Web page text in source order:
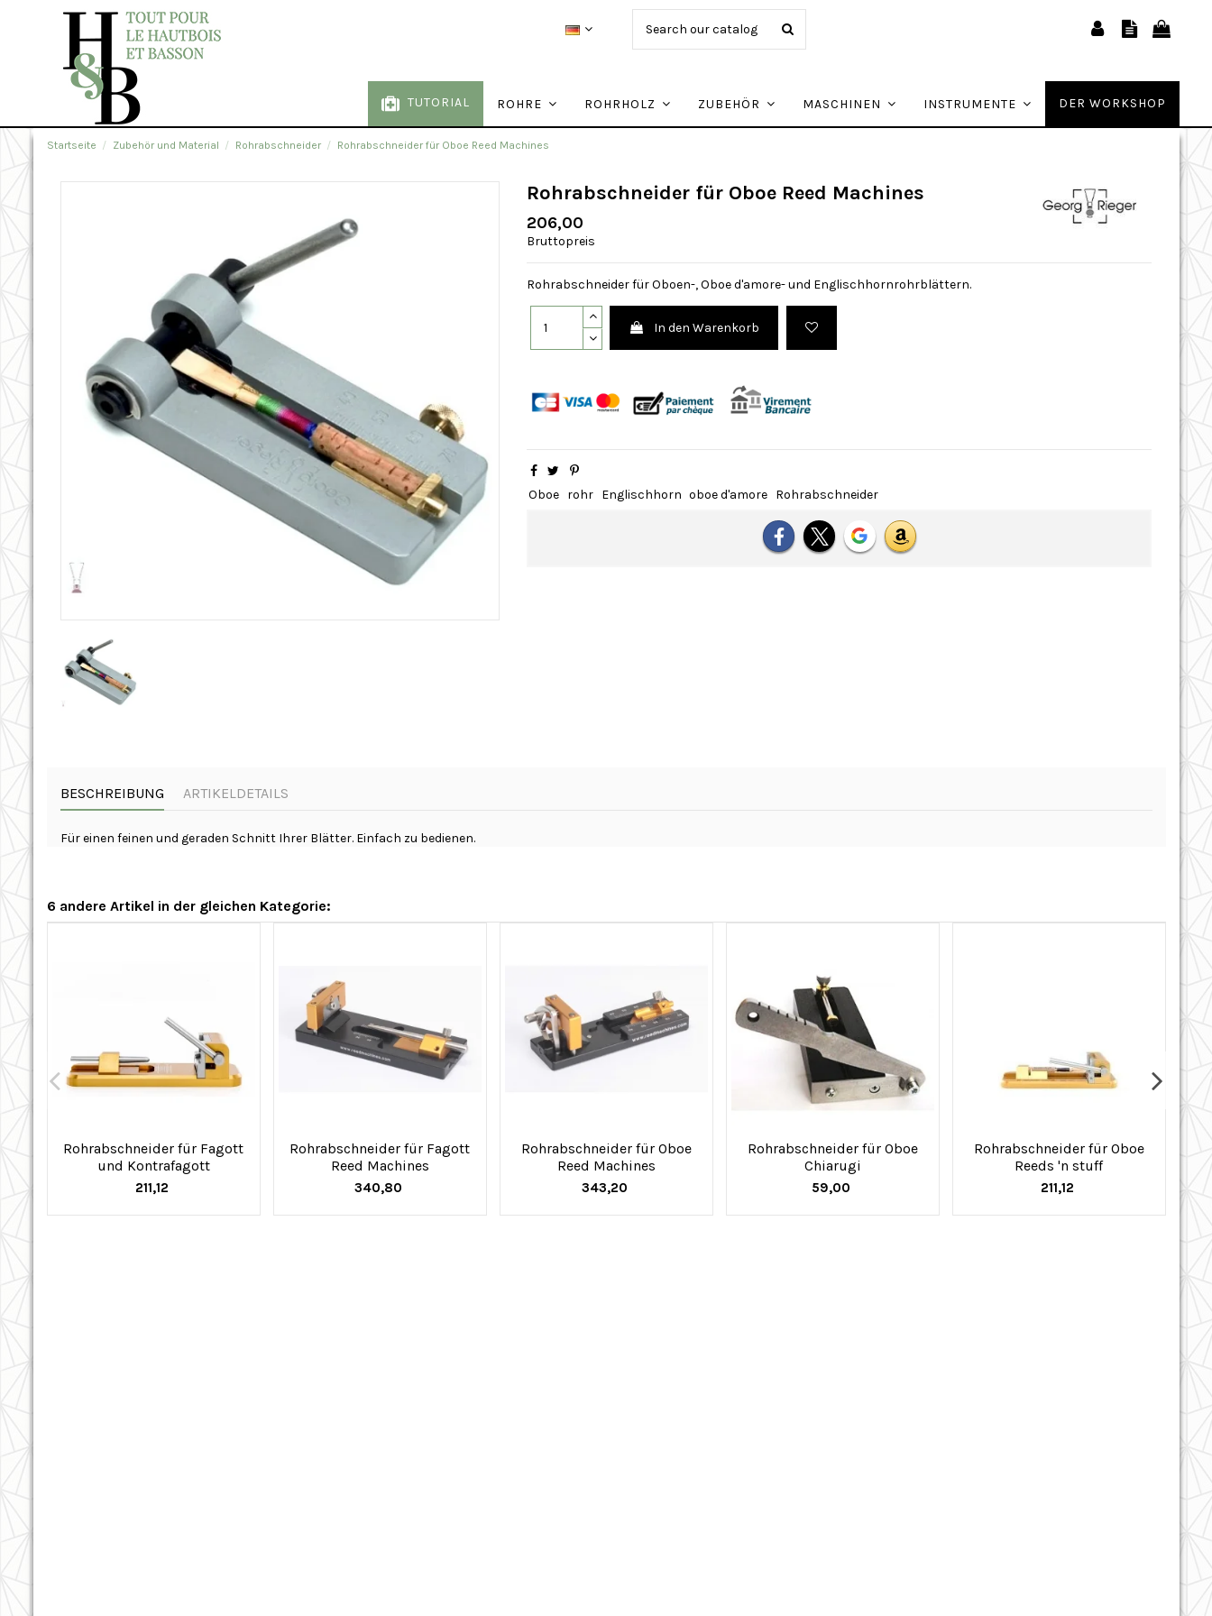
TUTORIAL ROHRE ROHRHOLZ ZUBEHÖR MASCHINEN INSTRUMENTE DER WORKSHOP
Startseite Zubehör und Material Rohrabschneider Rohrabschneider für Oboe Reed Machines
Rohrabschneider für Oboe Reed Machines
206,00
Bruttopreis
Rohrabschneider für Oboen-, Oboe d'amore- und Englischhornrohrblättern.
In den Warenkorb
Oboe rohr Englischhorn oboe d'amore Rohrabschneider
BESCHREIBUNG ARTIKELDETAILS
Für einen feinen und geraden Schnitt Ihrer Blätter. Einfach zu bedienen.
6 andere Artikel in der gleichen Kategorie:
Rohrabschneider für Fagott
und Kontrafagott
211,12
Rohrabschneider für Fagott
Reed Machines
340,80
Rohrabschneider für Oboe
Reed Machines
343,20
Rohrabschneider für Oboe
Chiarugi
59,00
Rohrabschneider für Oboe
Reeds 'n stuff
211,12